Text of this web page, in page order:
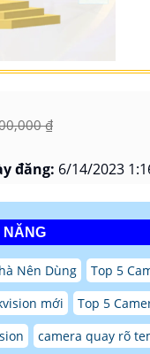
₫
đăng: 6/14/2023
NĂNG
Nên Dùng
Top 5
mới
Top 5
camera quay rõ